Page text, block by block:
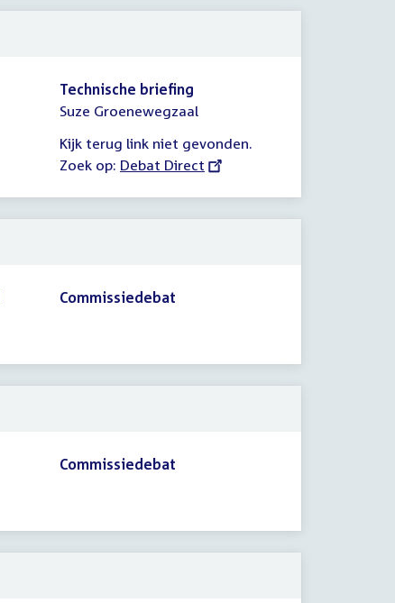
Technische briefing
Suze Groenewegzaal
Kijk terug link niet gevonden.
Zoek op: External
Debat Direct
Commissiedebat
Commissiedebat